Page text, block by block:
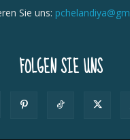
Sie uns:
FOLGEN SIE UNS